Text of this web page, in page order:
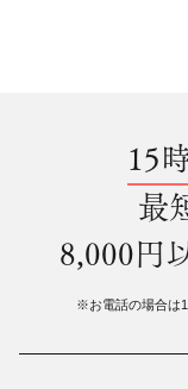
15
最
8,000円
※お電話の場合は